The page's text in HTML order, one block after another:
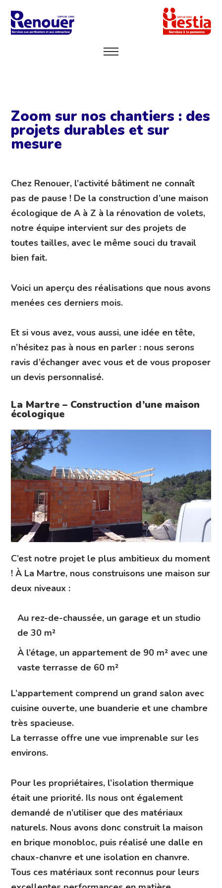
Zoom sur nos chantiers : des
projets durables et sur
mesure
Chez Renouer, l’activité bâtiment ne connaît
pas de pause ! De la construction d’une maison
écologique de A à Z à la rénovation de volets,
notre équipe intervient sur des projets de
toutes tailles, avec le même souci du travail
bien fait.
Voici un aperçu des réalisations que nous avons
menées ces derniers mois.
Et si vous avez, vous aussi, une idée en tête,
n’hésitez pas à nous en parler : nous serons
ravis d’échanger avec vous et de vous proposer
un devis personnalisé.
La Martre – Construction d’une maison
écologique
C’est notre projet le plus ambitieux du moment
! À La Martre, nous construisons une maison sur
deux niveaux :
Au rez-de-chaussée, un garage et un studio
de 30 m²
À l’étage, un appartement de 90 m² avec une
vaste terrasse de 60 m²
L’appartement comprend un grand salon avec
cuisine ouverte, une buanderie et une chambre
très spacieuse.
La terrasse offre une vue imprenable sur les
environs.
Pour les propriétaires, l’isolation thermique
était une priorité. Ils nous ont également
demandé de n’utiliser que des matériaux
naturels. Nous avons donc construit la maison
en brique monobloc, puis réalisé une dalle en
chaux-chanvre et une isolation en chanvre.
Tous ces matériaux sont reconnus pour leurs